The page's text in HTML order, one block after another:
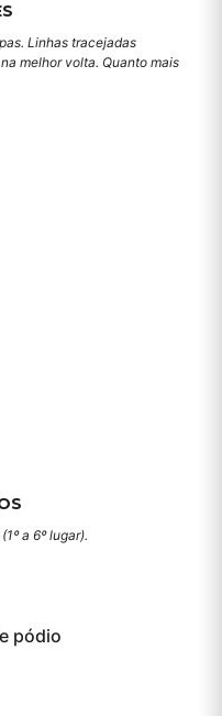
Linhas tracejadas
melhor volta. Quanto mais
a 6º lugar).
pódio